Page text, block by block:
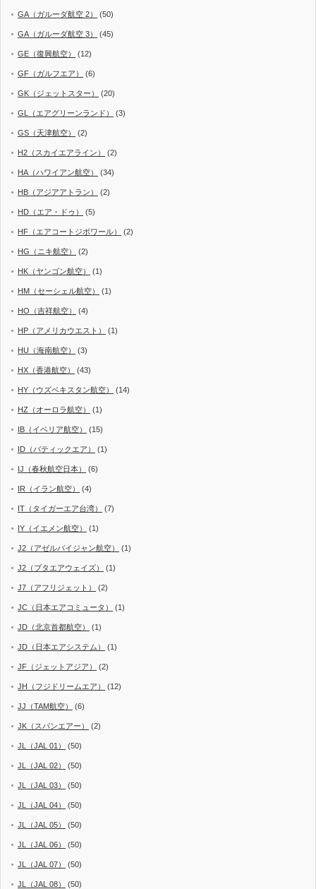
GA（ガルーダ航空 2） (50)
GA（ガルーダ航空 3） (45)
GE（復興航空） (12)
GF（ガルフエア） (6)
GK（ジェットスター） (20)
GL（エアグリーンランド） (3)
GS（天津航空） (2)
H2（スカイエアライン） (2)
HA（ハワイアン航空） (34)
HB（アジアアトラン） (2)
HD（エア・ドゥ） (5)
HF（エアコートジボワール） (2)
HG（ニキ航空） (2)
HK（ヤンゴン航空） (1)
HM（セーシェル航空） (1)
HO（吉祥航空） (4)
HP（アメリカウエスト） (1)
HU（海南航空） (3)
HX（香港航空） (43)
HY（ウズベキスタン航空） (14)
HZ（オーロラ航空） (1)
IB（イベリア航空） (15)
ID（バティックエア） (1)
IJ（春秋航空日本） (6)
IR（イラン航空） (4)
IT（タイガーエア台湾） (7)
IY（イエメン航空） (1)
J2（アゼルバイジャン航空） (1)
J2（ブタエアウェイズ） (1)
J7（アフリジェット） (2)
JC（日本エアコミュータ） (1)
JD（北京首都航空） (1)
JD（日本エアシステム） (1)
JF（ジェットアジア） (2)
JH（フジドリームエア） (12)
JJ（TAM航空） (6)
JK（スパンエアー） (2)
JL（JAL 01） (50)
JL（JAL 02） (50)
JL（JAL 03） (50)
JL（JAL 04） (50)
JL（JAL 05） (50)
JL（JAL 06） (50)
JL（JAL 07） (50)
JL（JAL 08） (50)